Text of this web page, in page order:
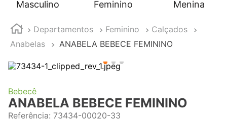
Masculino Feminino Menina
Departamentos Feminino
Calçados
Anabelas
ANABELA BEBECE FEMININO
Bebecê
ANABELA BEBECE FEMININO
Referência: 73434-00020-33
2
tenis feminino
4º
adidas